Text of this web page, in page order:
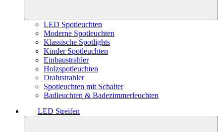
LED Spotleuchten
Moderne Spotleuchten
Klassische Spotlights
Kinder Spotleuchten
Einbaustrahler
Holzspotleuchten
Drahtstrahler
Spotleuchten mit Schalter
Badleuchten & Badezimmerleuchten
LED Streifen